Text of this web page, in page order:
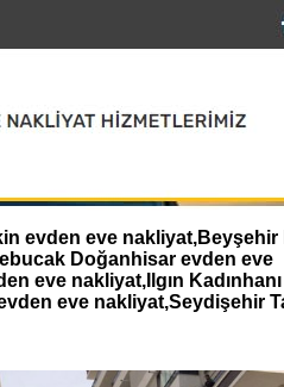
evden eve nakliyat,Beyşehir
Doğanhisar evden eve
eve nakliyat,Ilgın
eve nakliyat,Seydişehir